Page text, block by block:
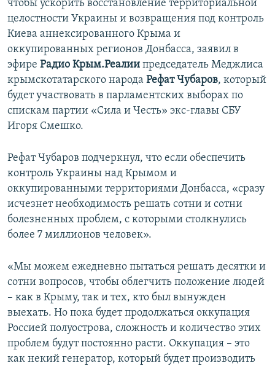
чтобы ускорить восстановление территориальной
целостности Украины и возвращения под контроль
Киева аннексированного Крыма и
оккупированных регионов Донбасса, заявил в
эфире Радио Крым.Реалии председатель Меджлиса
крымскотатарского народа Рефат Чубаров, который
будет участвовать в парламентских выборах по
спискам партии «Сила и Честь» экс-главы СБУ
Игоря Смешко.
Рефат Чубаров подчеркнул, что если обеспечить
контроль Украины над Крымом и
оккупированными территориями Донбасса, «сразу
исчезнет необходимость решать сотни и сотни
болезненных проблем, с которыми столкнулись
более 7 миллионов человек».
«Мы можем ежедневно пытаться решать десятки и
сотни вопросов, чтобы облегчить положение людей
– как в Крыму, так и тех, кто был вынужден
выехать. Но пока будет продолжаться оккупация
Россией полуострова, сложность и количество этих
проблем будут постоянно расти. Оккупация – это
как некий генератор, который будет производить